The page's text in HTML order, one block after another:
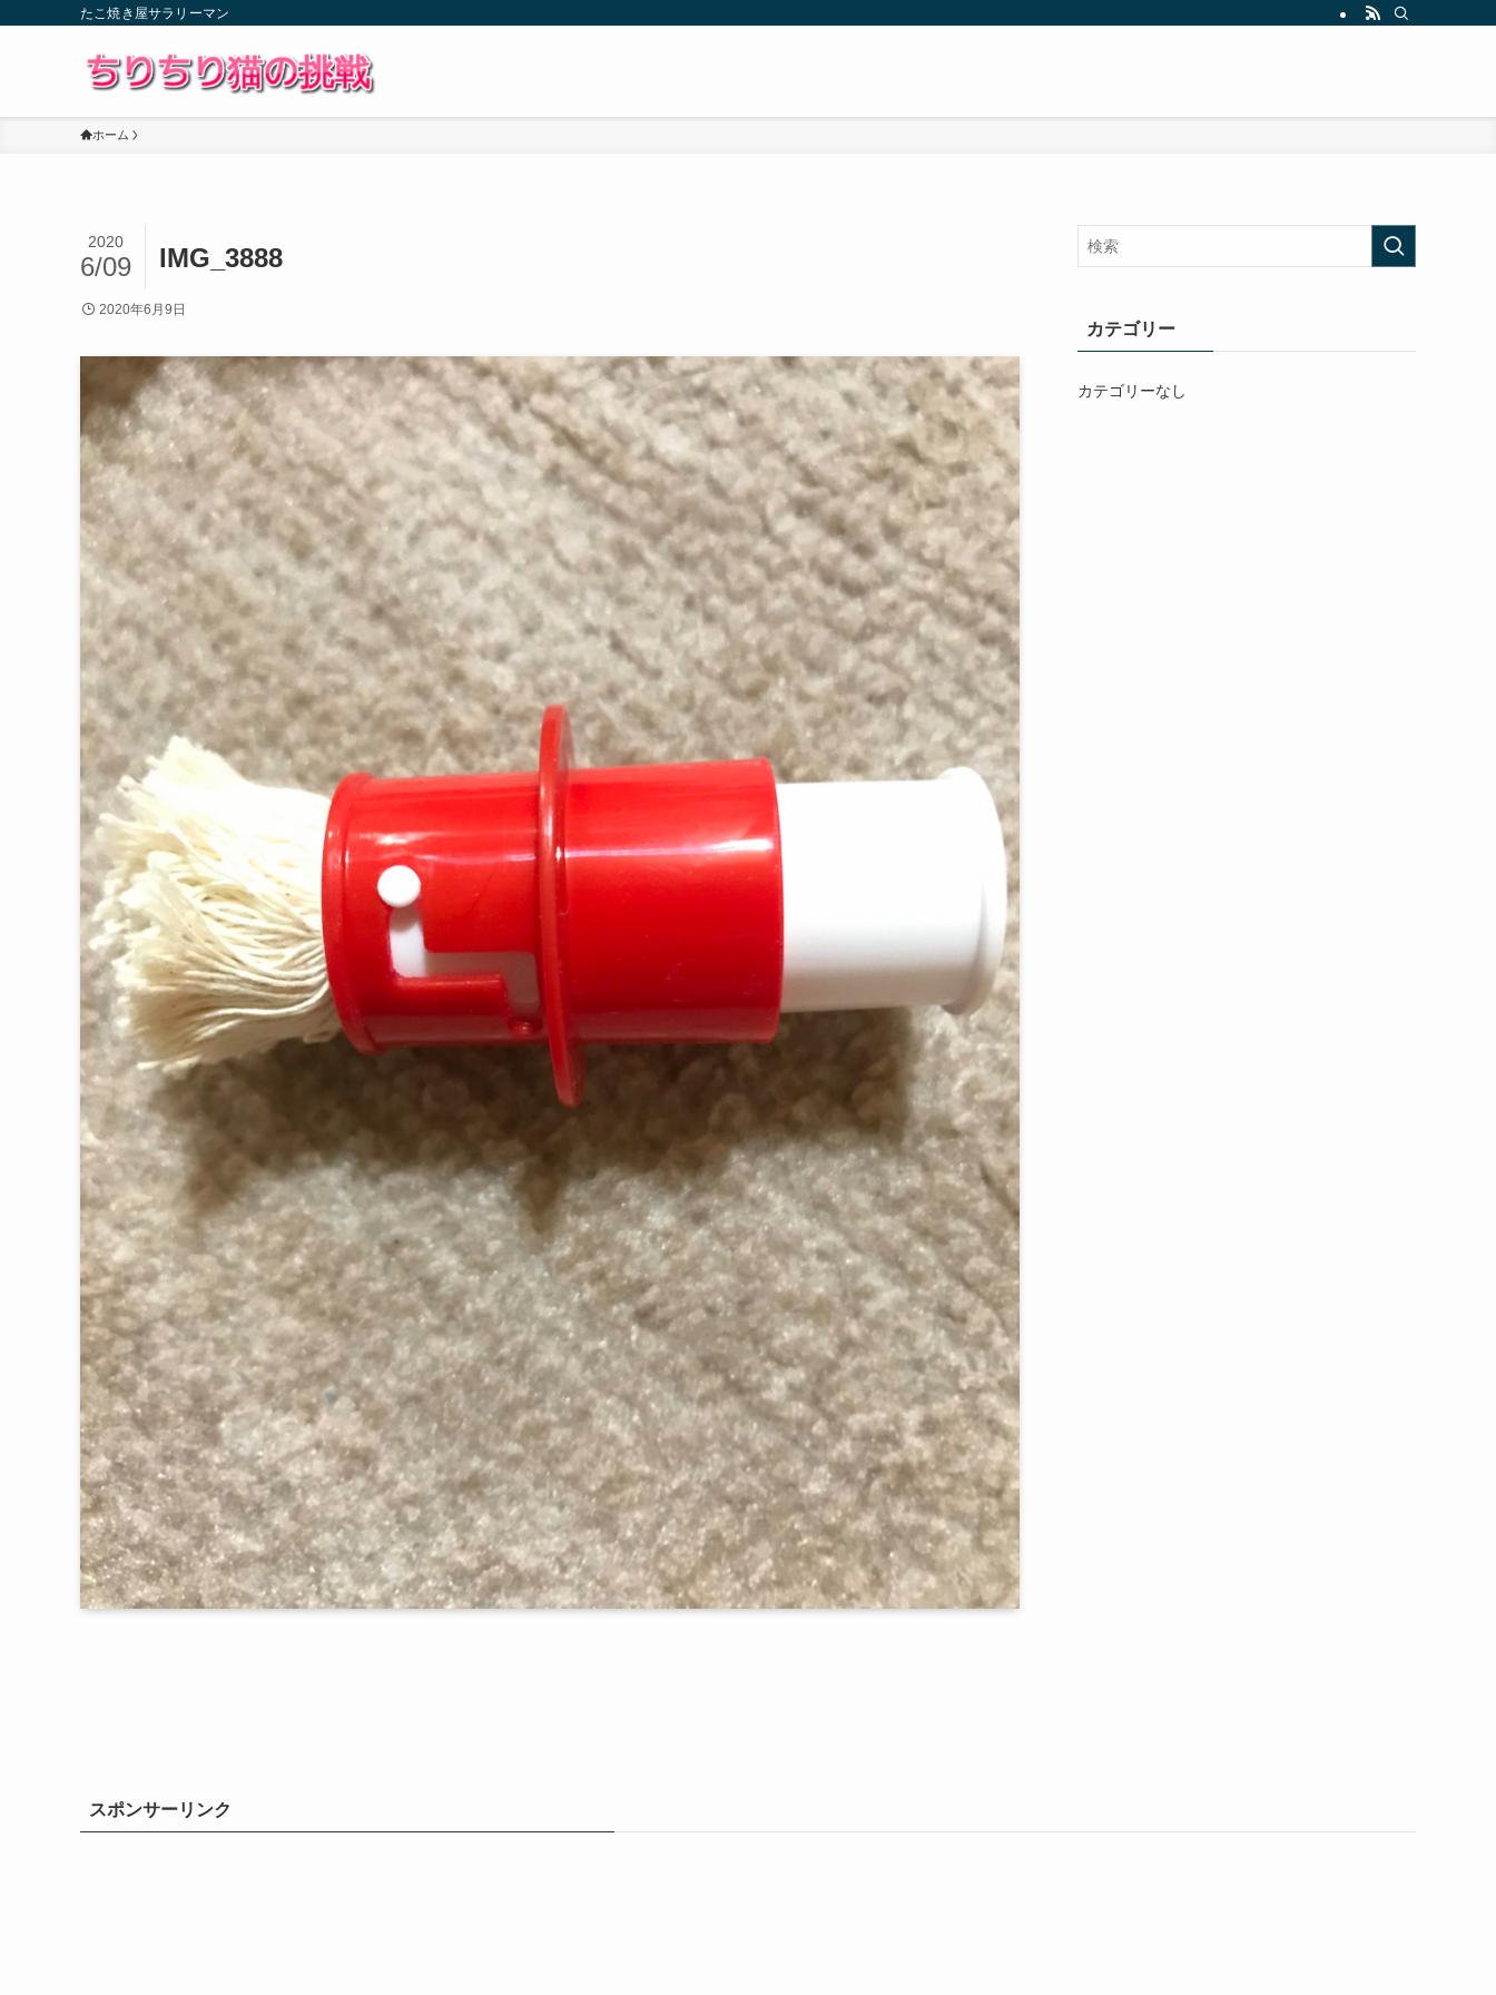
たこ焼き屋サラリーマン
ホーム
IMG_3888
2020
6/09
2020年6月9日
カテゴリー
カテゴリーなし
スポンサーリンク